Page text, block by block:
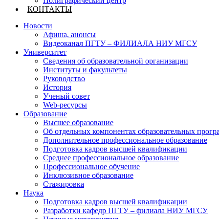
КОНТАКТЫ
Новости
Афиша, анонсы
Видеоканал ПГТУ – ФИЛИАЛА НИУ МГСУ
Университет
Сведения об образовательной организации
Институты и факультеты
Руководство
История
Ученый совет
Web-ресурсы
Образование
Высшее образование
Об отдельных компонентах образовательных
Дополнительное профессиональное образование
Подготовка кадров высшей квалификации
Среднее профессиональное образование
Профессиональное обучение
Инклюзивное образование
Стажировка
Наука
Подготовка кадров высшей квалификации
Разработки кафедр ПГТУ – филиала НИУ МГСУ